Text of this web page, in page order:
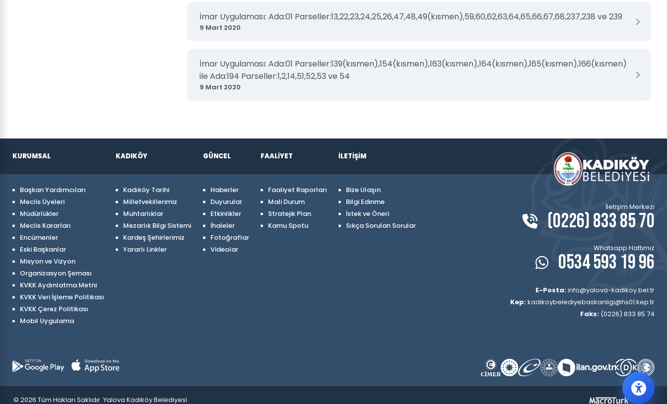
İmar Uygulaması: Ada:01 Parseller:13,22,23,24,25,26,47,48,49(kısmen),59,60,62,63,64,65,66,67,68,237,238 ve 239
9 Mart 2020
İmar Uygulaması: Ada:01 Parseller:139(kısmen),154(kısmen),163(kısmen),164(kısmen),165(kısmen),166(kısmen)
ile Ada:194 Parseller:1,2,14,51,52,53 ve 54
9 Mart 2020
KURUMSAL
Başkan Yardımcıları
Meclis Üyeleri
Müdürlükler
Meclis Kararları
Encümenler
Eski Başkanlar
Misyon ve Vizyon
Organizasyon Şeması
KVKK Aydınlatma Metni
KVKK Veri İşleme Politikası
KVKK Çerez Politikası
Mobil Uygulama
KADIKÖY
Kadıköy Tarihi
Milletvekillerimiz
Muhtarlıklar
Mezarlık Bilgi Sistemi
Kardeş Şehirlerimiz
Yararlı Linkler
GÜNCEL
Haberler
Duyurular
Etkinlikler
İhaleler
Fotoğraflar
Videolar
FAALİYET
Faaliyet Raporları
Mali Durum
Stratejik Plan
Kamu Spotu
İLETİŞİM
Bize Ulaşın
Bilgi Edinme
İstek ve Öneri
Sıkça Sorulan Sorular
İletişim Merkezi
(0226) 833 85 70
Whatsapp Hattımız
0534 593 19 96
E-Posta:info@yalova-kadikoy.bel.tr
Kep:kadikoybelediyebaskanligi@hs01.kep.tr
Faks: (0226) 833 85 74
© 2026 Tüm Hakları Saklıdır. Yalova Kadıköy Belediyesi